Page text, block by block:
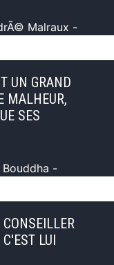
Malraux -
UN GRAND
MALHEUR,
SES
Bouddha -
LUI